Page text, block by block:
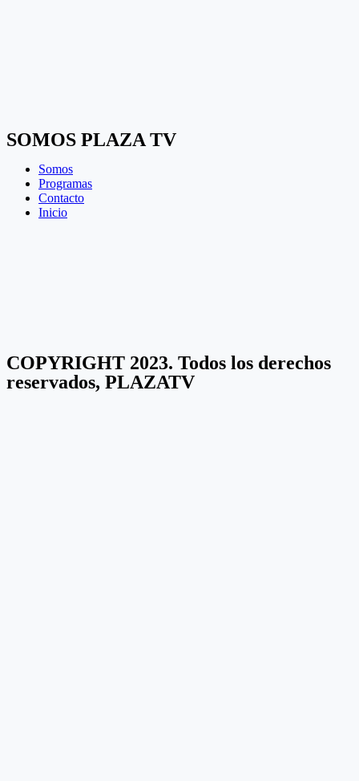
SOMOS PLAZA TV
Somos
Programas
Contacto
Inicio
COPYRIGHT 2023. Todos los derechos
reservados, PLAZATV